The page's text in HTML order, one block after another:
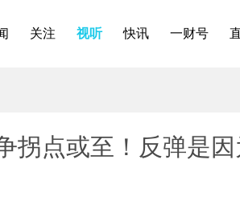
关注 视听 快讯 一财号
拐点或至！反弹是